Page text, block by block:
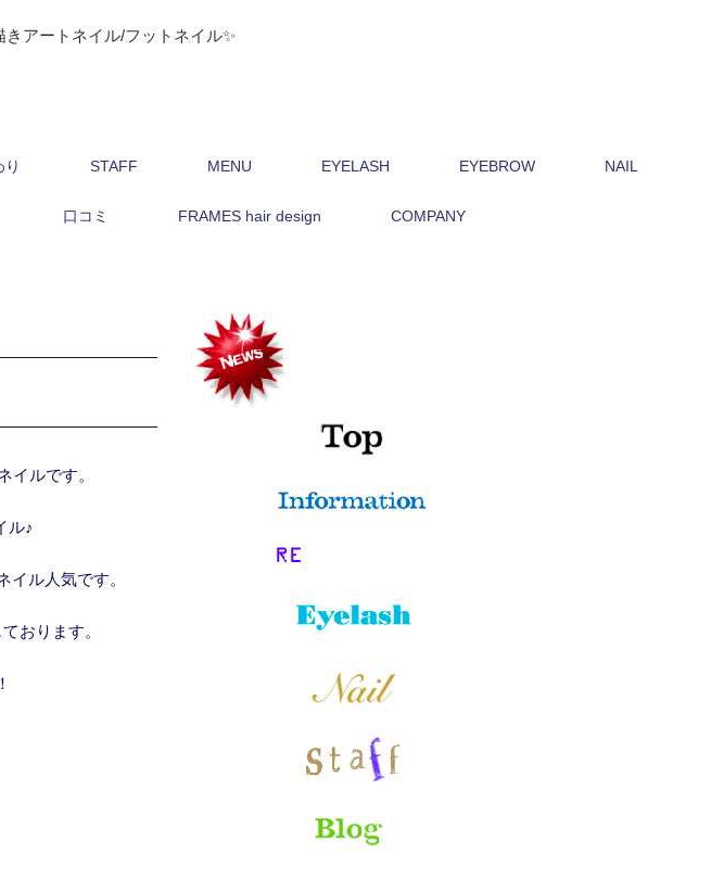
きアートネイル/フットネイル✨
り STAFF MENU EYELASH EYEBROW NAIL
口コミ FRAMES hair design COMPANY
イルです。
ル♪
ル人気です。
おります。